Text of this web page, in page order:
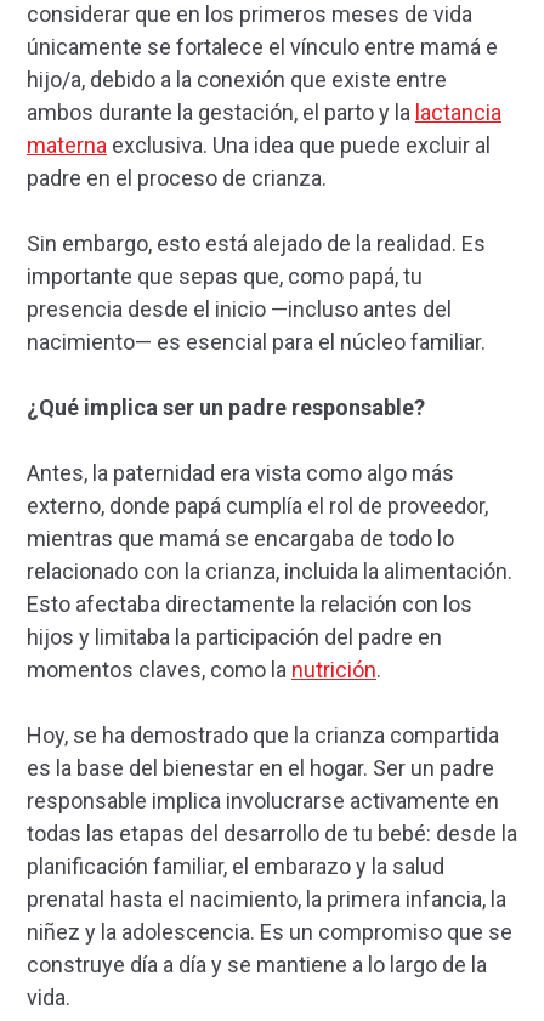
considerar que en los primeros meses de vida
únicamente se fortalece el vínculo entre mamá e
hijo/a, debido a la conexión que existe entre
ambos durante la gestación, el parto y la lactancia
materna exclusiva. Una idea que puede excluir al
padre en el proceso de crianza.
Sin embargo, esto está alejado de la realidad. Es
importante que sepas que, como papá, tu
presencia desde el inicio —incluso antes del
nacimiento— es esencial para el núcleo familiar.
¿Qué implica ser un padre responsable?
Antes, la paternidad era vista como algo más
externo, donde papá cumplía el rol de proveedor,
mientras que mamá se encargaba de todo lo
relacionado con la crianza, incluida la alimentación.
Esto afectaba directamente la relación con los
hijos y limitaba la participación del padre en
momentos claves, como la nutrición.
Hoy, se ha demostrado que la crianza compartida
es la base del bienestar en el hogar. Ser un padre
responsable implica involucrarse activamente en
todas las etapas del desarrollo de tu bebé: desde la
planificación familiar, el embarazo y la salud
prenatal hasta el nacimiento, la primera infancia, la
niñez y la adolescencia. Es un compromiso que se
construye día a día y se mantiene a lo largo de la
vida.